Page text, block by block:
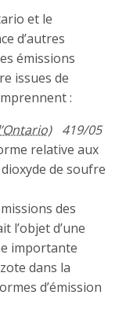
et le
d’autres
émissions
issues de
:
419/05
relative aux
de soufre
des
l’objet d’une
importante
dans la
d’émission